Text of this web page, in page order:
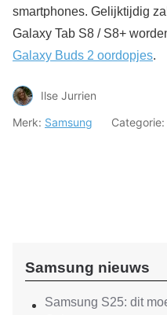
smartphones. Gelijktijdig
Galaxy Tab S8 / S8+
Galaxy Buds 2 oordopjes.
Ilse Jurrien
Merk: Samsung Categorie:
Samsung nieuws
Samsung S25: dit